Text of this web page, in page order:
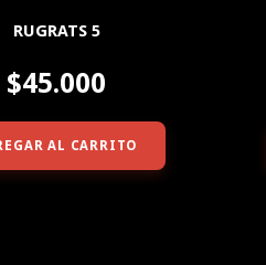
RUGRATS 5
$45.000
AL CARRITO